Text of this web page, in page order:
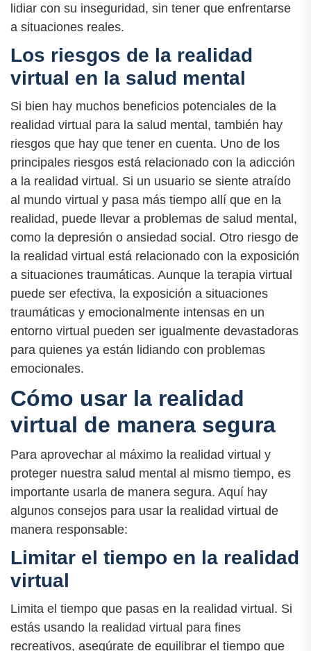
lidiar con su inseguridad, sin tener que enfrentarse
a situaciones reales.
Los riesgos de la realidad
virtual en la salud mental
Si bien hay muchos beneficios potenciales de la
realidad virtual para la salud mental, también hay
riesgos que hay que tener en cuenta. Uno de los
principales riesgos está relacionado con la adicción
a la realidad virtual. Si un usuario se siente atraído
al mundo virtual y pasa más tiempo allí que en la
realidad, puede llevar a problemas de salud mental,
como la depresión o ansiedad social. Otro riesgo de
la realidad virtual está relacionado con la exposición
a situaciones traumáticas. Aunque la terapia virtual
puede ser efectiva, la exposición a situaciones
traumáticas y emocionalmente intensas en un
entorno virtual pueden ser igualmente devastadoras
para quienes ya están lidiando con problemas
emocionales.
Cómo usar la realidad
virtual de manera segura
Para aprovechar al máximo la realidad virtual y
proteger nuestra salud mental al mismo tiempo, es
importante usarla de manera segura. Aquí hay
algunos consejos para usar la realidad virtual de
manera responsable:
Limitar el tiempo en la realidad
virtual
Limita el tiempo que pasas en la realidad virtual. Si
estás usando la realidad virtual para fines
recreativos, asegúrate de equilibrar el tiempo que